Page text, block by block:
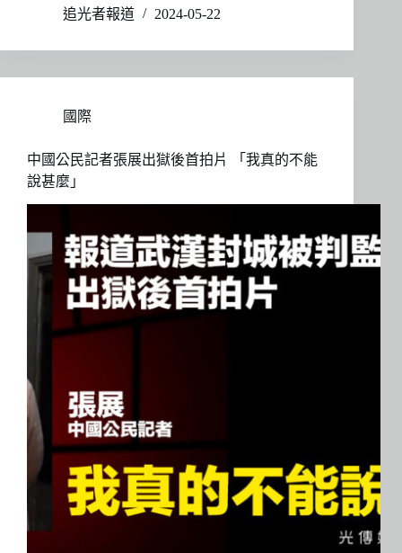
追光者報道
2024-05-22
國際
中國公民記者張展出獄後首拍片 「我真的不能
說甚麼」